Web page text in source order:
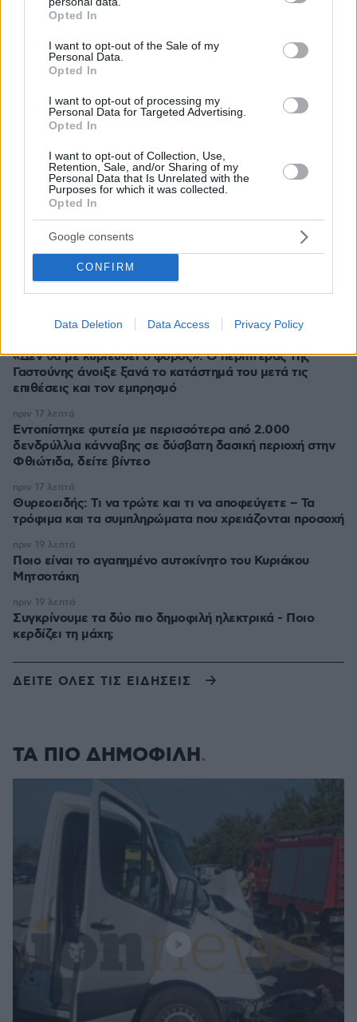
grant or deny consent to Google and its third-party tags to
use your data for below specified purposes in below Google
consent section.
Opted In
I want to opt-out of the Sale of my
Personal Data.
Opted In
I want to opt-out of processing my
Personal Data for Targeted Advertising.
Opted In
I want to opt-out of Collection, Use,
Retention, Sale, and/or Sharing of my
Personal Data that Is Unrelated with the
Purposes for which it was collected.
Opted In
Google consents
CONFIRM
Data Deletion Data Access Privacy Policy
έχουν βρει την αληθινή αγάπη
πριν 8 λεπτά
μαγιά, το sourdough και το levain
πριν 8 λεπτά
Συνελήφθη 56χρονος στο αεροδρόμιο Μυκόνου με
2.280 πακέτα λαθραίων τσιγάρων, δείτε εικόνες
πριν 10 λεπτά
Μειωμένη κερδοφορία έχει η BMW. Τι φταίει;
πριν 13 λεπτά
O Τράβις Μπάρκερ εξήγησε γιατί αποκάλυψαν τώρα την
αποβολή που είχε η Κόρτνεϊ Καρντάσιαν το 2021
πριν 15 λεπτά
«Δεν θα με κυριεύσει ο φόβος»: Ο περιπτεράς της
Γαστούνης άνοιξε ξανά το κατάστημά του μετά τις
επιθέσεις και τον εμπρησμό
Εντοπίστηκε φυτεία με περισσότερα από 2.000
δενδρύλλια κάνναβης σε δύσβατη δασική περιοχή στην
Φθιώτιδα, δείτε βίντεο
πριν 17 λεπτά
Θυρεοειδής: Τι να τρώτε και τι να αποφεύγετε – Τα
τρόφιμα και τα συμπληρώματα που χρειάζονται προσοχή
πριν 17 λεπτά
Ποιο είναι το αγαπημένο αυτοκίνητο του Κυριάκου
Μητσοτάκη
πριν 19 λεπτά
Συγκρίνουμε τα δύο πιο δημοφιλή ηλεκτρικά - Ποιο
κερδίζει τη μάχη;
πριν 19 λεπτά
ΔΕΙΤΕ ΟΛΕΣ ΤΙΣ ΕΙΔΗΣΕΙΣ
ΤΑ ΠΙΟ ΔΗΜΟΦΙΛΗ